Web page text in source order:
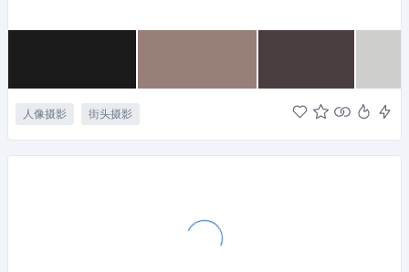
人像摄影 街头摄影